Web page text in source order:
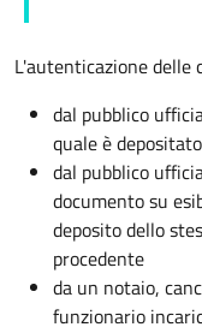
L'autenticazione delle
dal pubblico
quale è
dal pubblico
documento su
deposito dello
procedente
da un notaio,
funzionario